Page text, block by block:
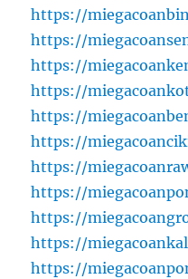
https://
https://
https://
https://
https://
https://
https://
https://
https://
https://
https://